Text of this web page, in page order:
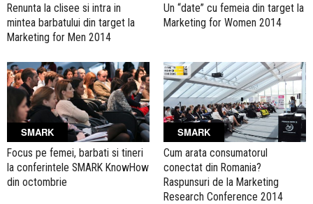
Renunta la clisee si intra in
mintea barbatului din target la
Marketing for Men 2014
Un “date” cu femeia din target la
Marketing for Women 2014
SMARK
Focus pe femei, barbati si tineri
la conferintele SMARK KnowHow
din octombrie
SMARK
Cum arata consumatorul
conectat din Romania?
Raspunsuri de la Marketing
Research Conference 2014